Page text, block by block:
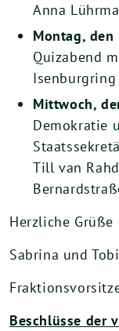
Anna
Montag,
Quizabend
Mittwoch,
Demokratie
Till van
Herzliche Grüße
Sabrina und
Beschlüsse der